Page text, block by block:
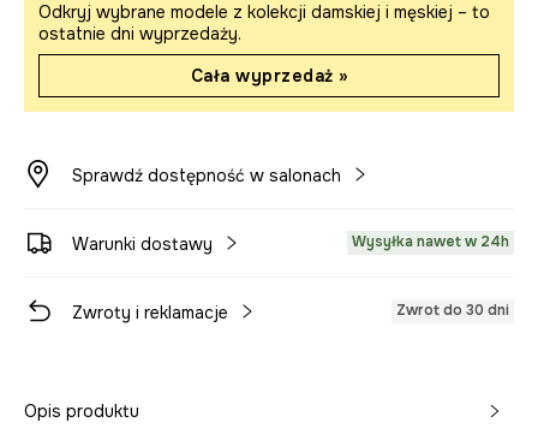
Odkryj wybrane modele z kolekcji damskiej i męskiej – to
ostatnie dni wyprzedaży.
Cała wyprzedaż »
Sprawdź dostępność w salonach
Warunki dostawy Wysyłka nawet w 24h
Zwroty i reklamacje Zwrot do 30 dni
Opis produktu